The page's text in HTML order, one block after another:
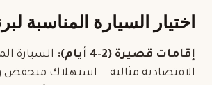
اختيار السيارة المناسبة
إقامات قصيرة (2–4 أيام):
السيارة
الاقتصادية مثالية — استهلاك